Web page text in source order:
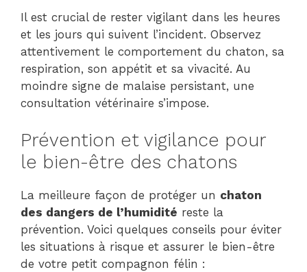
Il est crucial de rester vigilant dans les heures
et les jours qui suivent l’incident. Observez
attentivement le comportement du chaton, sa
respiration, son appétit et sa vivacité. Au
moindre signe de malaise persistant, une
consultation vétérinaire s’impose.
Prévention et vigilance pour
le bien-être des chatons
La meilleure façon de protéger un chaton
des dangers de l’humidité reste la
prévention. Voici quelques conseils pour éviter
les situations à risque et assurer le bien-être
de votre petit compagnon félin :